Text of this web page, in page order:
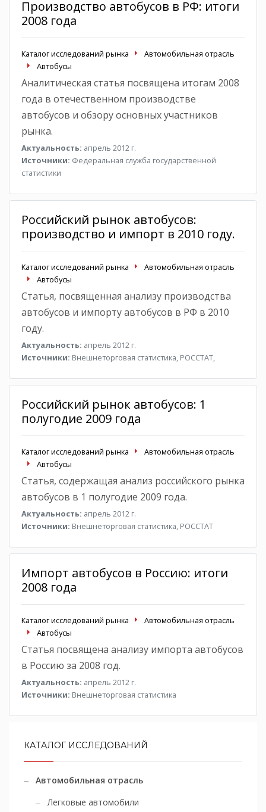
Производство автобусов в РФ: итоги
2008 года
Каталог исследований рынка
Автомобильная отрасль
Автобусы
Аналитическая статья посвящена итогам 2008
года в отечественном производстве
автобусов и обзору основных участников
рынка.
Актуальность: апрель 2012 г.
Источники: Федеральная служба государственной
статистики
Российский рынок автобусов:
производство и импорт в 2010 году.
Каталог исследований рынка
Автомобильная отрасль
Автобусы
Статья, посвященная анализу производства
автобусов и импорту автобусов в РФ в 2010
году.
Актуальность: апрель 2012 г.
Источники: Внешнеторговая статистика, РОССТАТ,
Российский рынок автобусов: 1
полугодие 2009 года
Каталог исследований рынка
Автомобильная отрасль
Автобусы
Статья, содержащая анализ российского рынка
автобусов в 1 полугодие 2009 года.
Актуальность: апрель 2012 г.
Источники: Внешнеторговая статистика, РОССТАТ
Импорт автобусов в Россию: итоги
2008 года
Каталог исследований рынка
Автомобильная отрасль
Автобусы
Статья посвящена анализу импорта автобусов
в Россию за 2008 год.
Актуальность: апрель 2012 г.
Источники: Внешнеторговая статистика
КАТАЛОГ ИССЛЕДОВАНИЙ
Автомобильная отрасль
Легковые автомобили